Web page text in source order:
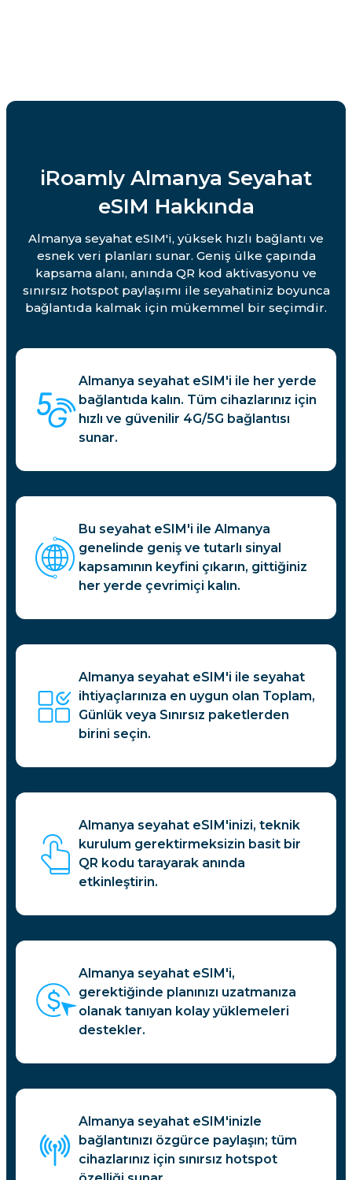
iRoamly Almanya Seyahat
eSIM Hakkında
Almanya seyahat eSIM'i, yüksek hızlı bağlantı ve
esnek veri planları sunar. Geniş ülke çapında
kapsama alanı, anında QR kod aktivasyonu ve
sınırsız hotspot paylaşımı ile seyahatiniz boyunca
bağlantıda kalmak için mükemmel bir seçimdir.
Almanya seyahat eSIM'i ile her yerde
bağlantıda kalın. Tüm cihazlarınız için
hızlı ve güvenilir 4G/5G bağlantısı
sunar.
Bu seyahat eSIM'i ile Almanya
genelinde geniş ve tutarlı sinyal
kapsamının keyfini çıkarın, gittiğiniz
her yerde çevrimiçi kalın.
Almanya seyahat eSIM'i ile seyahat
ihtiyaçlarınıza en uygun olan Toplam,
Günlük veya Sınırsız paketlerden
birini seçin.
Almanya seyahat eSIM'inizi, teknik
kurulum gerektirmeksizin basit bir
QR kodu tarayarak anında
etkinleştirin.
Almanya seyahat eSIM'i,
gerektiğinde planınızı uzatmanıza
olanak tanıyan kolay yüklemeleri
destekler.
Almanya seyahat eSIM'inizle
bağlantınızı özgürce paylaşın; tüm
cihazlarınız için sınırsız hotspot